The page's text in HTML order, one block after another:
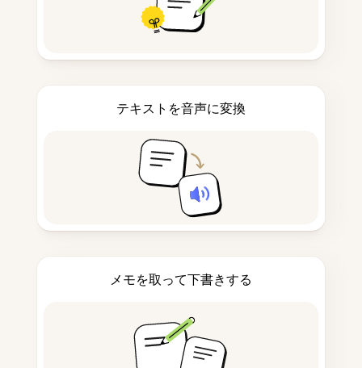
テキストを音声に変換
メモを取って下書きする